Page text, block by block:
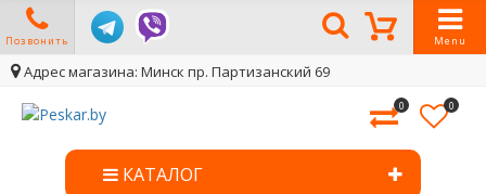
Позвонить Menu
Адрес магазина: Минск пр. Партизанский 69
0 0
КАТАЛОГ